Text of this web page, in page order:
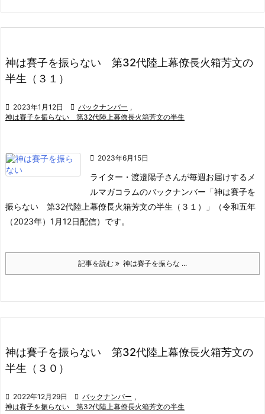
神は賽子を振らない 第32代陸上幕僚長火箱芳文の
半生（３１）
 2023年1月12日  バックナンバー ,
神は賽子を振らない 第32代陸上幕僚長火箱芳文の半生
 2023年6月15日
ライター・渡邉陽子さんが毎週お届けするメ
ルマガコラムのバックナンバー「神は賽子を
振らない 第32代陸上幕僚長火箱芳文の半生（３１）」（令和五年
（2023年）1月12日配信）です。
記事を読む 神は賽子を振らな ...
神は賽子を振らない 第32代陸上幕僚長火箱芳文の
半生（３０）
 2022年12月29日  バックナンバー ,
神は賽子を振らない 第32代陸上幕僚長火箱芳文の半生